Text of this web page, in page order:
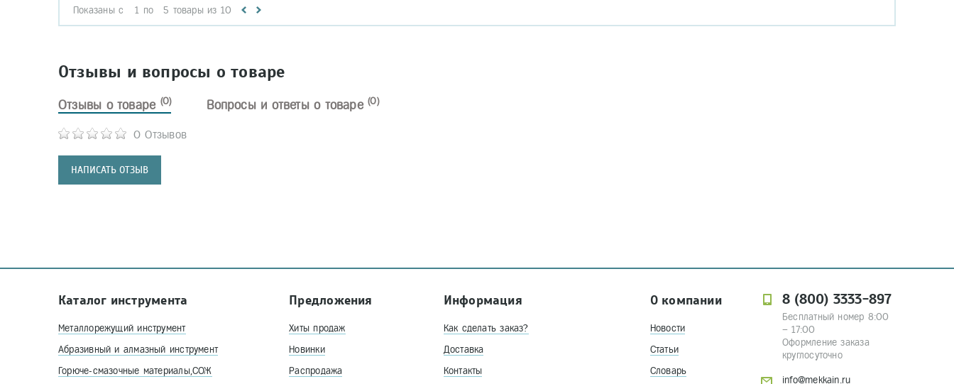
Показаны с 1 по 5 товары из 10
Отзывы и вопросы о товаре
Отзывы о товаре (0)
0 Отзывов
НАПИСАТЬ ОТЗЫВ
Вопросы и ответы о товаре(0)
Каталог инструмента
Металлорежущий инструмент
Абразивный и алмазный инструмент
Горюче-смазочные материалы,СОЖ
Предложения
Хиты продаж
Новинки
Распродажа
Информация
Как сделать заказ?
Доставка
Контакты
О компании
Новости
Статьи
Словарь
8 (800) 3333-897
Бесплатный номер 8:00
– 17:00
Оформление заказа
круглосуточно
info@mekkain.ru